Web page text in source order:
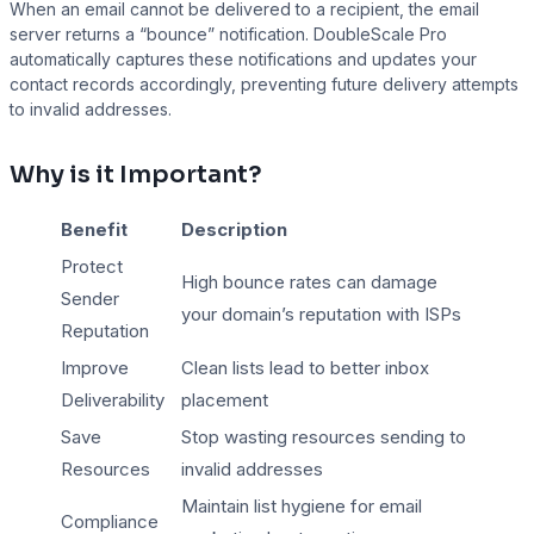
Presto Player
When an email cannot be delivered to a recipient, the email
server returns a “bounce” notification. DoubleScale Pro
automatically captures these notifications and updates your
contact records accordingly, preventing future delivery attempts
to invalid addresses.
Why is it Important?
Benefit
Description
Protect
Sender
Reputation
High bounce rates can damage
your domain’s reputation with ISPs
Improve
Deliverability
Clean lists lead to better inbox
placement
Save
Resources
Stop wasting resources sending to
invalid addresses
Compliance
Maintain list hygiene for email